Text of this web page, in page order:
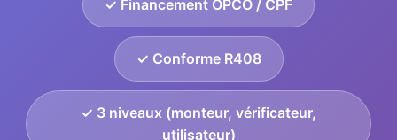
✓ Financement OPCO / CPF
✓ Conforme R408
✓ 3 niveaux (monteur, vérificateur,
utilisateur)